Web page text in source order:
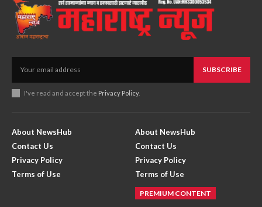
SUBSCRIBE
I've read and accept the Privacy Policy.
About NewsHub
Contact Us
Privacy Policy
Terms of Use
About NewsHub
Contact Us
Privacy Policy
Terms of Use
PREMIUM CONTENT